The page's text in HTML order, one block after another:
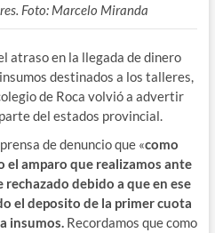
Foto: Marcelo Miranda
atraso en la llegada de dinero
destinados a los talleres,
de Roca volvió a advertir
del estados provincial.
de denuncio que «como
amparo que realizamos ante
debido a que en ese
el deposito de la primer cuota
insumos.Recordamos que como